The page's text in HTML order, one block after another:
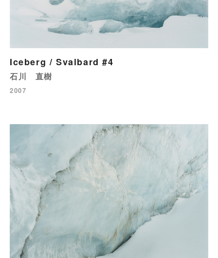
Iceberg / Svalbard #4
石川 直樹
2007